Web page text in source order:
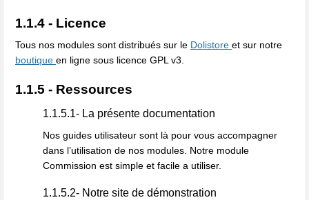
1.1.4 - Licence
Tous nos modules sont distribués sur le Dolistore et sur notre
boutique en ligne sous licence GPL v3.
1.1.5 - Ressources
1.1.5.1- La présente documentation
Nos guides utilisateur sont là pour vous accompagner
dans l’utilisation de nos modules. Notre module
Commission est simple et facile a utiliser.
1.1.5.2- Notre site de démonstration